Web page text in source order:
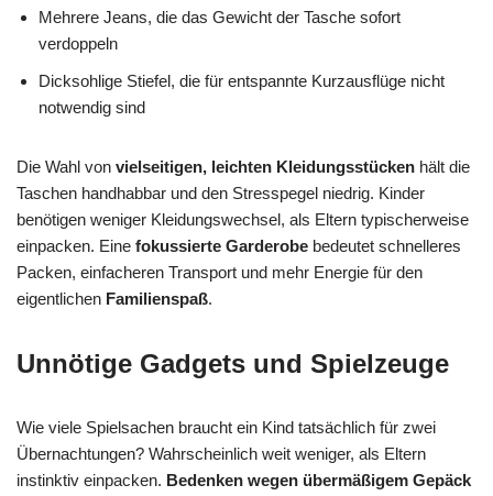
Mehrere Jeans, die das Gewicht der Tasche sofort
verdoppeln
Dicksohlige Stiefel, die für entspannte Kurzausflüge nicht
notwendig sind
Die Wahl von vielseitigen, leichten Kleidungsstücken hält die
Taschen handhabbar und den Stresspegel niedrig. Kinder
benötigen weniger Kleidungswechsel, als Eltern typischerweise
einpacken. Eine fokussierte Garderobe bedeutet schnelleres
Packen, einfacheren Transport und mehr Energie für den
eigentlichen Familienspaß.
Unnötige Gadgets und Spielzeuge
Wie viele Spielsachen braucht ein Kind tatsächlich für zwei
Übernachtungen? Wahrscheinlich weit weniger, als Eltern
instinktiv einpacken. Bedenken wegen übermäßigem Gepäck